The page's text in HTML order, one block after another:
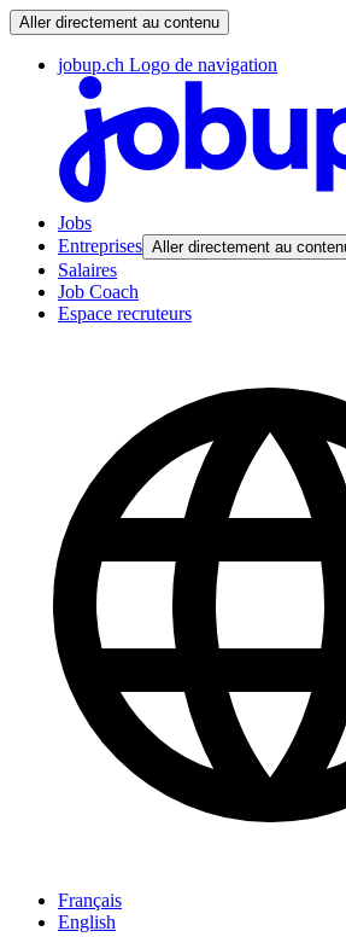
Aller directement au contenu
jobup.ch Logo de navigation
Jobs
Entreprises Aller directement au
Salaires
Job Coach
Espace recruteurs
Français
English